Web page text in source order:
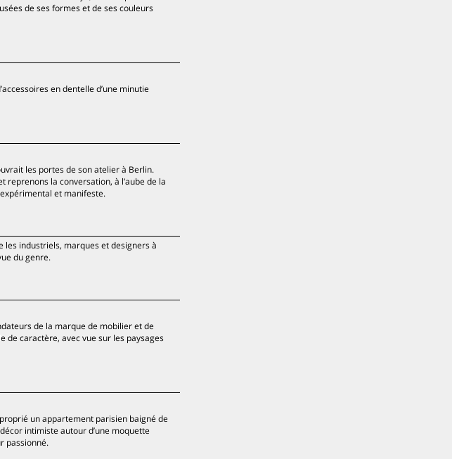
de ses formes et de ses couleurs
en dentelle d’une minutie
les portes de son atelier à Berlin.
reprenons la conversation, à l’aube de la
et manifeste.
les industriels, marques et designers à
du genre.
de la marque de mobilier et de
de caractère, avec vue sur les paysages
un appartement parisien baigné de
intimiste autour d’une moquette
passionné.